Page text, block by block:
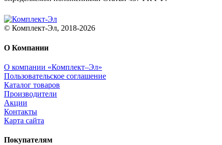
© Комплект-Эл, 2018-2026
О Компании
О компании «Комплект–Эл»
Пользовательское соглашение
Каталог товаров
Производители
Акции
Контакты
Карта сайта
Покупателям